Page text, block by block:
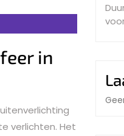
in
verlichten. Het